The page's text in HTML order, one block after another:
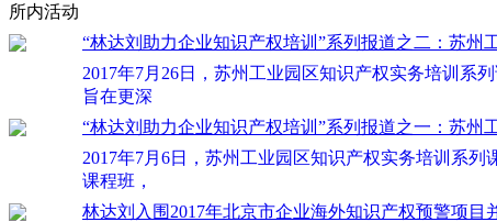
所内活动
“林达刘助力企业知识产权培训”系列报道之二：苏州
2017年7月26日，苏州工业园区知识产权实务培训系
旨在更深
“林达刘助力企业知识产权培训”系列报道之一：苏州
2017年7月6日，苏州工业园区知识产权实务培训系
课程班，
林达刘入围2017年北京市企业海外知识产权预警项目